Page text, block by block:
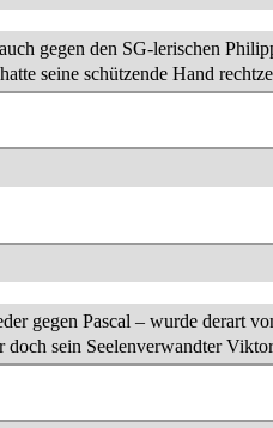
gegen den SG-lerischen
seine schützende Hand
gegen Pascal – wurde derart
doch sein Seelenverwandter